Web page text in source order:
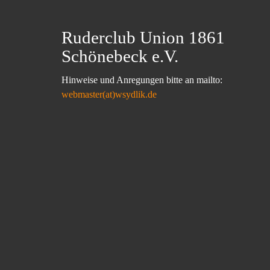
Ruderclub Union 1861
Schönebeck e.V.
Hinweise und Anregungen bitte an mailto:
webmaster(at)wsydlik.de